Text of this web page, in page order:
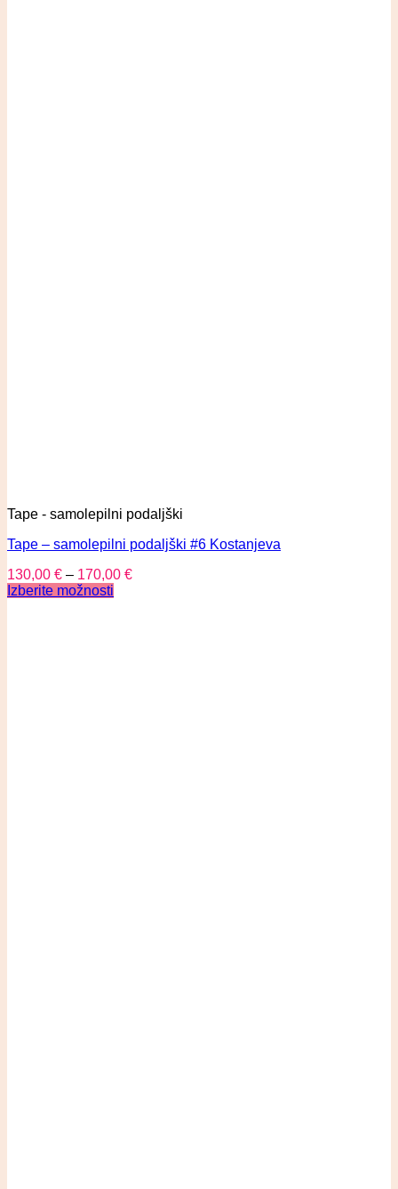
Tape - samolepilni podaljški
Tape – samolepilni podaljški #6 Kostanjeva
130,00 € – 170,00 €
Izberite možnosti